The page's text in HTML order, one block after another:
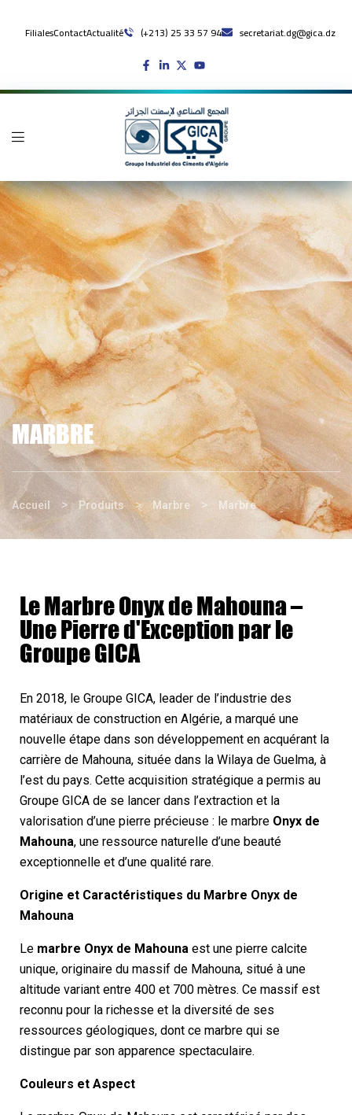
FilialesContactActualité (+213) 25 33 57 94 secretariat.dg@gica.dz
MARBRE
Accueil > Produits > Marbre > Marbre
Le Marbre Onyx de Mahouna –
Une Pierre d'Exception par le
Groupe GICA
En 2018, le Groupe GICA, leader de l’industrie des
matériaux de construction en Algérie, a marqué une
nouvelle étape dans son développement en acquérant la
carrière de Mahouna, située dans la Wilaya de Guelma, à
l’est du pays. Cette acquisition stratégique a permis au
Groupe GICA de se lancer dans l’extraction et la
valorisation d’une pierre précieuse : le marbre Onyx de
Mahouna, une ressource naturelle d’une beauté
exceptionnelle et d’une qualité rare.
Origine et Caractéristiques du Marbre Onyx de
Mahouna
Le marbre Onyx de Mahouna est une pierre calcite
unique, originaire du massif de Mahouna, situé à une
altitude variant entre 400 et 700 mètres. Ce massif est
reconnu pour la richesse et la diversité de ses
ressources géologiques, dont ce marbre qui se
distingue par son apparence spectaculaire.
Couleurs et Aspect